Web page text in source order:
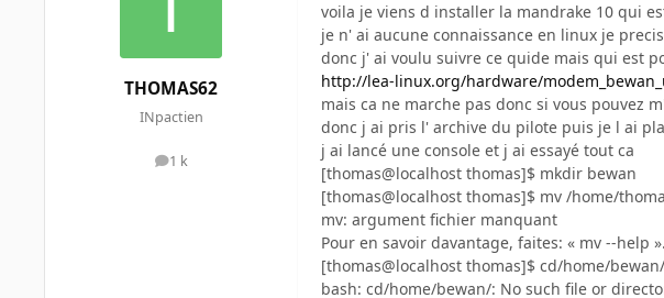
THOMAS62
INpactien
1 k
messages
voila je viens d installer la mandrake 10 qui
je n' ai aucune connaissance en linux je
donc j' ai voulu suivre ce quide mais qui est
http://lea-linux.org/hardware/
mais ca ne marche pas donc si vous pouvez
donc j ai pris l' archive du pilote puis je l ai
j ai lancé une console et j ai essayé tout ca
[thomas@localhost thomas]$ mkdir bewan
[thomas@localhost thomas]$ mv /home/
mv: argument fichier manquant
Pour en savoir davantage, faites: « mv --help ».
[thomas@localhost thomas]$ cd/home/bewan/
bash: cd/home/bewan/: No such file or